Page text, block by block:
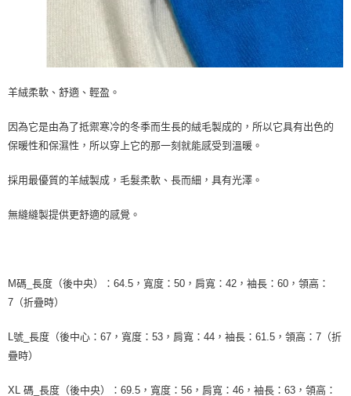
羊絨柔軟、舒適、輕盈。
因為它是由為了抵禦寒冷的冬季而生長的絨毛製成的，所以它具有出色的
保暖性和保濕性，所以穿上它的那一刻就能感受到溫暖。
採用最優質的羊絨製成，毛髮柔軟、長而細，具有光澤。
無縫縫製提供更舒適的感覺。
M碼_長度（後中央）：64.5，寬度：50，肩寬：42，袖長：60，領高：
7（折疊時）
L號_長度（後中心：67，寬度：53，肩寬：44，袖長：61.5，領高：7（折
疊時）
XL 碼_長度（後中央）：69.5，寬度：56，肩寬：46，袖長：63，領高：